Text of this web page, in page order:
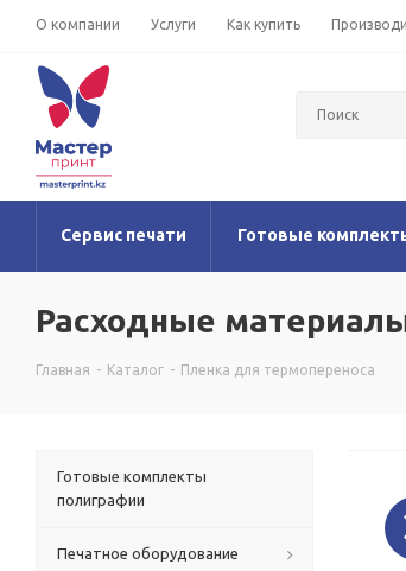
О компании Услуги Как купить
Сервис печати Готовые
Расходные
Главная - Каталог - Пленка для термопереноса
Готовые комплекты
полиграфии
Печатное оборудование